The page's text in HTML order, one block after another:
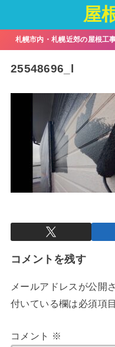
屋
札幌市内・札幌近郊の屋根工
25548696_l
コメントを残す
メールアドレスが公開
付いている欄は必須項
コメント ※